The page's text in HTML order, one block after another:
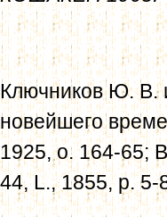
Ключников Ю. В.
новейшего
1925, о. 164-65;
44, L., 1855, p. 5-